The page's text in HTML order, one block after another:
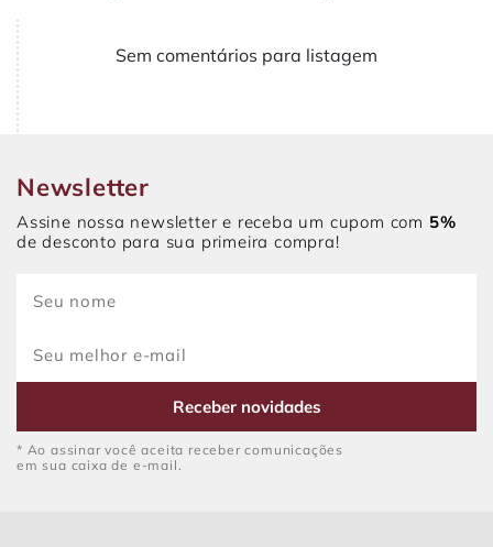
Sem comentários para listagem
Newsletter
Assine nossa newsletter e receba um cupom com 5%
de desconto para sua primeira compra!
Receber novidades
* Ao assinar você aceita receber comunicações
em sua caixa de e-mail.